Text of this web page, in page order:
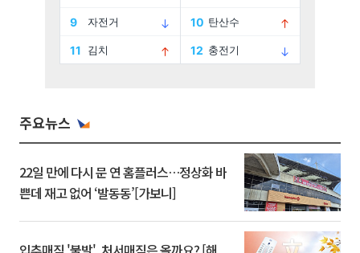
주요뉴스
22일 만에 다시 문 연 홈플러스…정상화 바
쁜데 재고 없어 ‘발동동’[가보니]